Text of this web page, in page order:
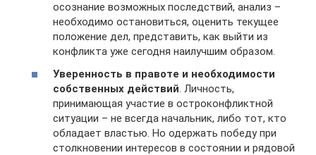
осознание возможных последствий, анализ –
необходимо остановиться, оценить текущее
положение дел, представить, как выйти из
конфликта уже сегодня наилучшим образом.
Уверенность в правоте и необходимости
собственных действий . Личность,
принимающая участие в остроконфликтной
ситуации – не всегда начальник, либо тот, кто
обладает властью. Но одержать победу при
столкновении интересов в состоянии и рядовой